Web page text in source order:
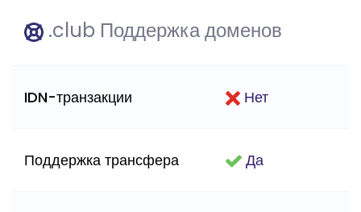
.club Поддержка доменов
IDN-транзакции Нет
Поддержка трансфера Да